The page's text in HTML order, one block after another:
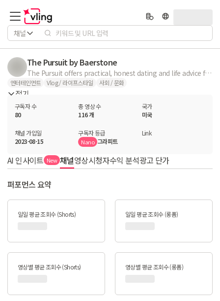
채널
The Pursuit by Baerstone
The Pursuit offers practical, honest dating and life advice for Christians and Adventists who are pursuing Christ's plan for their life.
엔터테인먼트 Vlog / 라이프스타일 사회 / 문화
접기
구독자 수
80
총 영상 수
116 개
국가
미국
채널 가입일
2023-08-15
구독자 등급
Nano 그라피트
Link
AI 인사이트 New 채널영상시청자수익 분석광고 단가
퍼포먼스 요약
일일 평균 조회수 (Shorts) 일일 평균 조회수 (롱폼)
영상별 평균 조회수 (Shorts) 영상별 평균 조회수 (롱폼)